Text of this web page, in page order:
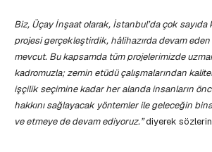
Biz, Üçay İnşaat olarak, İstanbul’da çok
projesi gerçekleştirdik, hâlihazırda devam
mevcut. Bu kapsamda tüm projelerimizde
kadromuzla; zemin etüdü çalışmalarından
işçilik seçimine kadar her alanda insanların
hakkını sağlayacak yöntemler ile geleceğin
ve etmeye de devam ediyoruz.”diyerek